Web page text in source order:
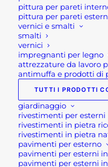
pittura per pareti
pittura per pareti
vernici e smalti
smalti
vernici
impregnanti per legno
attrezzature da lavoro
antimuffa e prodotti di
TUTTI I PRODOTTI
giardinaggio
rivestimenti per esterni
rivestimenti in pietra
rivestimenti in pietra
pavimenti per esterno
pavimenti per esterni
pavimenti per esterni
18,20€ -18,90€
di
LAVELLO PER
212,00
STATUETTE
RESINA
7,90 € -17,50€
a
Suggeriti
WINGRIP LITE
29,00€ -98,00€